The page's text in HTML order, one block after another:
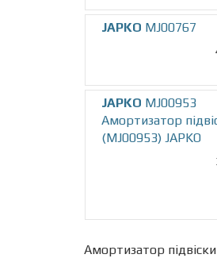
JAPKO MJ00767
JAPKO MJ00953
Амортизатор
(MJ00953) JAPKO
Амортизатор